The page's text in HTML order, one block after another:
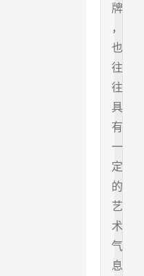
牌
，
也
往
往
具
有
一
定
的
艺
术
气
息